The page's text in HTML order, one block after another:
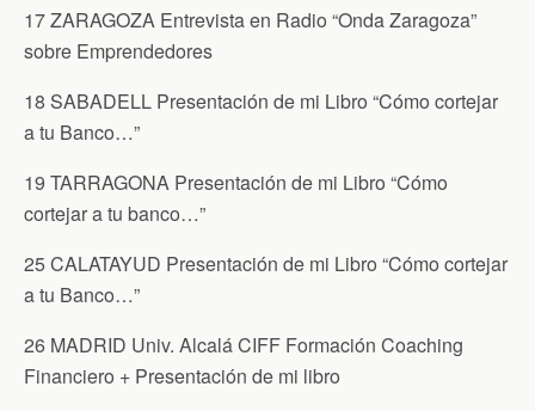
17 ZARAGOZA Entrevista en Radio “Onda Zaragoza”
sobre Emprendedores
18 SABADELL Presentación de mi Libro “Cómo cortejar
a tu Banco…”
19 TARRAGONA Presentación de mi Libro “Cómo
cortejar a tu banco…”
25 CALATAYUD Presentación de mi Libro “Cómo cortejar
a tu Banco…”
26 MADRID Univ. Alcalá CIFF Formación Coaching
Financiero + Presentación de mi libro